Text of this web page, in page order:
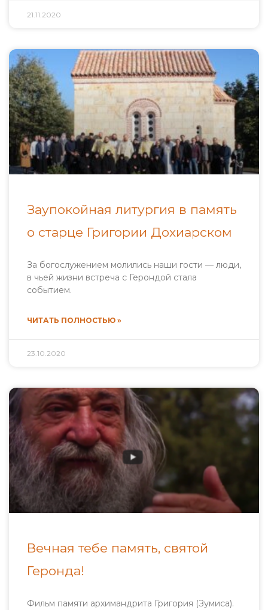
21.11.2020
Заупокойная литургия в память
о старце Григории Дохиарском
За богослужением молились наши гости — люди,
в чьей жизни встреча с Герондой стала
событием.
ЧИТАТЬ ПОЛНОСТЬЮ »
23.10.2020
Вечная тебе память, святой
Геронда!
Фильм памяти архимандрита Григория (Зумиса).